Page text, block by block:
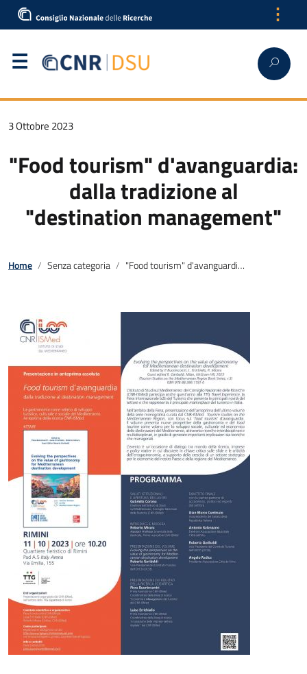
⋮
3 Ottobre 2023
"Food tourism" d'avanguardia:
dalla tradizione al
"destination management"
Home Senza categoria "Food tourism" d'avanguardia: dalla tradizione al "destination management"